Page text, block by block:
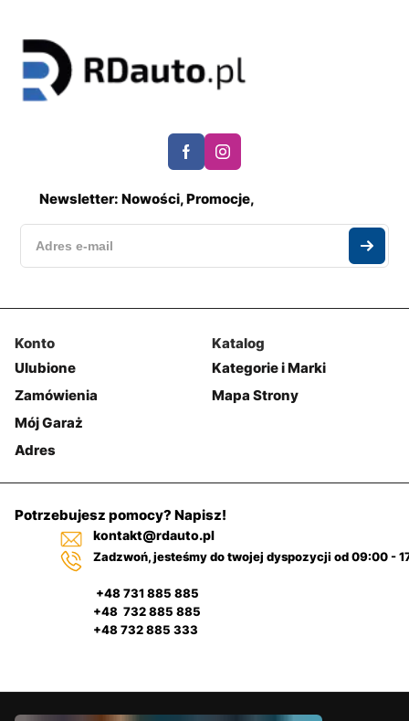
Newsletter: Nowości, Promocje,
Konto
Ulubione
Zamówienia
Mój Garaż
Adres
Katalog
Kategorie i Marki
Mapa Strony
Potrzebujesz pomocy? Napisz!
kontakt@rdauto.pl
Zadzwoń, jesteśmy do twojej dyspozycji od 09:00 -
+48 731 885 885
+48 732 885 885
+48 732 885 333